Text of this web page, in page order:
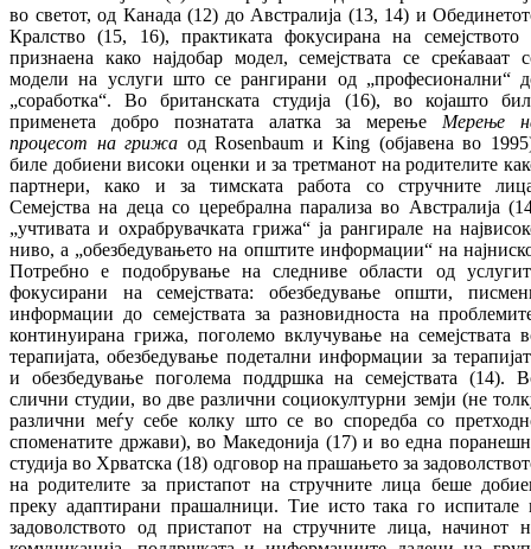
во светот, од Канада (12) до Австралија (13, 14) и
Кралство (15, 16), практиката фокусирана на семејството
признаена како најдобар модел, семејствата се среќаваат
модели на услуги што се рангирани од „професионални“
„соработка“. Во британската студија (16), во којашто
применета добро познатата алатка за мерење Мерење
процесот на грижа од Rosenbaum и King (објавена во
биле добиени високи оценки и за третманот на родителите
партнери, како и за тимската работа со стручните
Семејства на деца со церебрална парализа во Австралија
„учтивата и охрабрувачката грижа“ ја рангирале на
ниво, а „обезбедувањето на општите информации“ на
Потребно е подобрување на следниве области од
фокусирани на семејствата: обезбедување општи,
информации до семејствата за разновидноста на
континуирана грижа, поголемо вклучување на семејствата
терапијата, обезбедување подетални информации за
и обезбедување поголема поддршка на семејствата (14).
слични студии, во две различни социокултурни земји (не
различни меѓу себе колку што се во споредба со
споменатите држави), во Македонија (17) и во една
студија во Хрватска (18) одговор на прашањето за
на родителите за пристапот на стручните лица беше
преку адаптирани прашалници. Тие исто така го испитале
задоволството од пристапот на стручните лица, начинот